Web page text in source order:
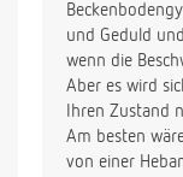
Oder woher
wirklich sehr
habe, mein
noch tun?
empfinde ich
und Geduld
wenn die
Aber es wird
Ihren Zustand
Am besten
von einer